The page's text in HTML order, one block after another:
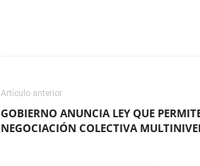
Artículo anterior
GOBIERNO ANUNCIA LEY QUE
NEGOCIACIÓN COLECTIVA